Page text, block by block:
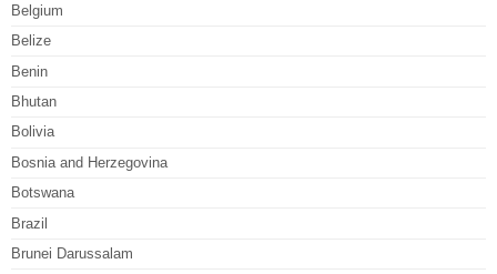
Belgium
Belize
Benin
Bhutan
Bolivia
Bosnia and Herzegovina
Botswana
Brazil
Brunei Darussalam